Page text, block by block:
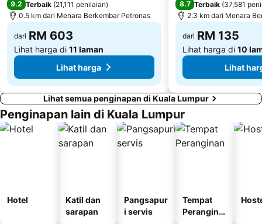
9.2 Terbaik (21,111 penilaian)
0.5 km dari Menara Berkembar Petronas
dari RM 603
Lihat harga di 11 laman
Lihat harga
8.7 Terbaik (37,581
2.3 km dari Menara
dari RM 135
Lihat harga di 10
Lihat
Lihat semua penginapan di Kuala Lumpur
Penginapan lain di Kuala Lumpur
Hotel
Katil dan
sarapan
Pangsapur
i servis
Tempat
Perangina